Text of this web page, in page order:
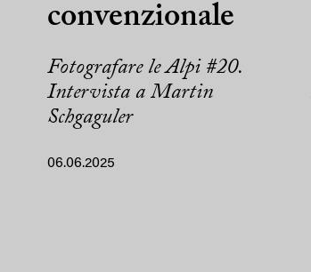
convenzionale
Fotografare le Alpi #20.
Intervista a Martin
Schgaguler
06.06.2025